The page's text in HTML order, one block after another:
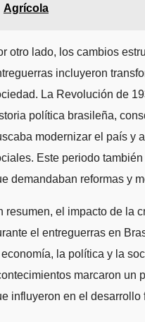
Agrícola
otro lado, los cambios
incluyeron
La Revolución de
política brasileña,
modernizar el país y
Este periodo
demandaban reformas y
resumen, el impacto de la
el entreguerras en
la política y la
marcaron un
influyeron en el desarrollo